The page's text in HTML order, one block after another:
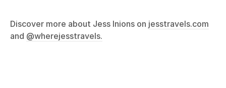
Discover more about Jess Inions on jesstravels.com
and @wherejesstravels.